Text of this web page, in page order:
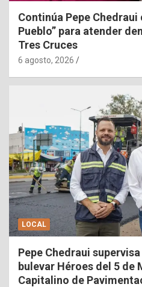
Continúa Pepe Chedraui
Pueblo” para atender
Tres Cruces
6 agosto, 2026
LOCAL
Pepe Chedraui
bulevar Héroes del 5 de
Capitalino de